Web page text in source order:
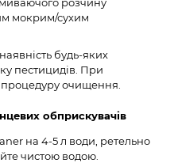
мокрим/сухим
будь-яких
пестицидів. При
процедуру очищення.
обприскувачів
на 4-5 л води, ретельно
чистою водою.